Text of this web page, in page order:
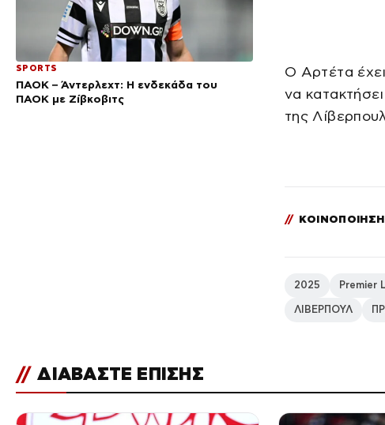
SPORTS
ΠΑΟΚ – Άντερλεχτ: Η ενδεκάδα του
ΠΑΟΚ με Ζίβκοβιτς
Ο Αρτέτα
να
της
// ΚΟΙΝΟΠΟΙΗΣΗ
2025 Premier
ΛΙΒΕΡΠΟΥΛ
// ΔΙΑΒΑΣΤΕ ΕΠΙΣΗΣ